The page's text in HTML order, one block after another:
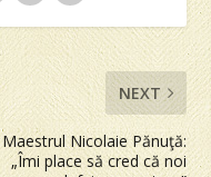
NEXT
Maestrul Nicolaie Pănuţă:
„Îmi place să cred că noi